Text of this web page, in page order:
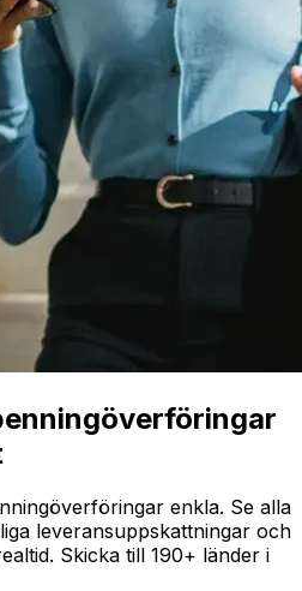
enkla. Se alla
leveransuppskattningar och
Skicka till 190+ länder i